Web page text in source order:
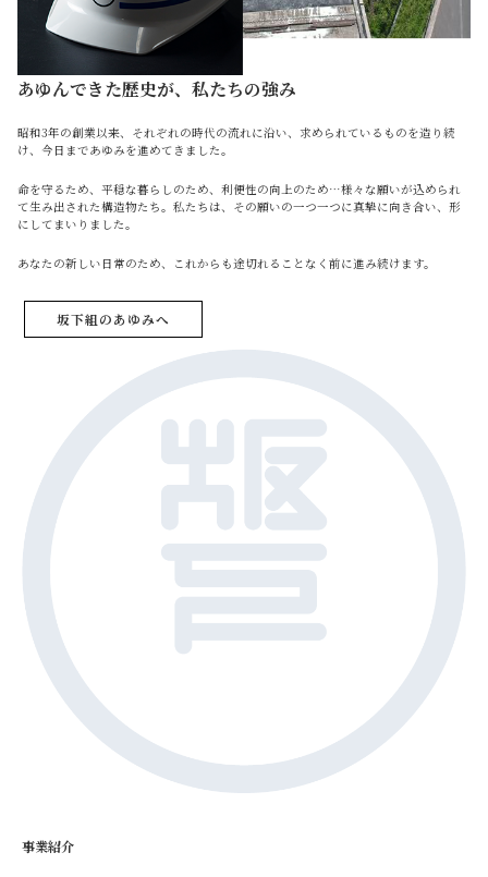
あゆんできた歴史が、私たちの強み
昭和3年の創業以来、それぞれの時代の流れに沿い、求められているものを造り続
け、今日まであゆみを進めてきました。
命を守るため、平穏な暮らしのため、利便性の向上のため…様々な願いが込められ
て生み出された構造物たち。私たちは、その願いの一つ一つに真摯に向き合い、形
にしてまいりました。
あなたの新しい日常のため、これからも途切れることなく前に進み続けます。
坂下組のあゆみへ
事業紹介